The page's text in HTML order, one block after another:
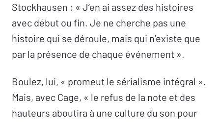
Stockhausen : « J’en ai assez des histoires
avec début ou fin. Je ne cherche pas une
histoire qui se déroule, mais qui n’existe que
par la présence de chaque événement ».
Boulez, lui, « promeut le sérialisme intégral ».
Mais, avec Cage, « le refus de la note et des
hauteurs aboutira à une culture du son pour